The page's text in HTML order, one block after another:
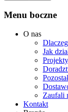
Menu boczne
O nas
Jak
Zaufali
Kontakt